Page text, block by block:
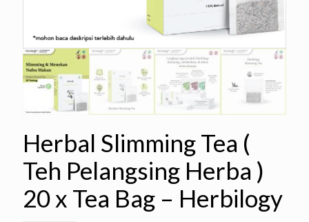
Herbal Slimming Tea (
Teh Pelangsing Herba )
20 x Tea Bag – Herbilogy